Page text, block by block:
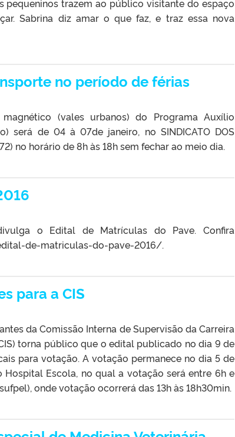
pequeninos trazem ao público visitante do espaço
Sabrina diz amar o que faz, e traz essa nova
no período de férias
(vales urbanos) do Programa Auxílio
será de 04 à 07de janeiro, no SINDICATO DOS
no horário de 8h às 18h sem fechar ao meio dia.
o Edital de Matrículas do Pave. Confira
de-matriculas-do-pave-2016/.
para a CIS
da Comissão Interna de Supervisão da Carreira
torna público que o edital publicado no dia 9 de
para votação. A votação permanece no dia 5 de
Hospital Escola, no qual a votação será entre 6h e
onde votação ocorrerá das 13h às 18h30min.